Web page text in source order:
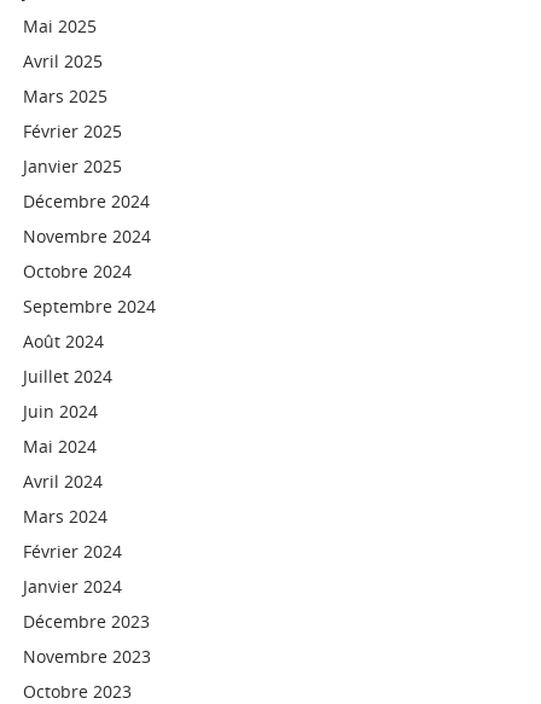
Mai 2025
Avril 2025
Mars 2025
Février 2025
Janvier 2025
Décembre 2024
Novembre 2024
Octobre 2024
Septembre 2024
Août 2024
Juillet 2024
Juin 2024
Mai 2024
Avril 2024
Mars 2024
Février 2024
Janvier 2024
Décembre 2023
Novembre 2023
Octobre 2023